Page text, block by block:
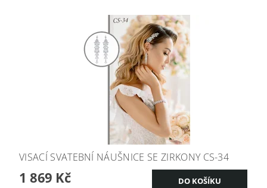
VISACÍ SVATEBNÍ NÁUŠNICE SE ZIRKONY CS-34
1 869 Kč